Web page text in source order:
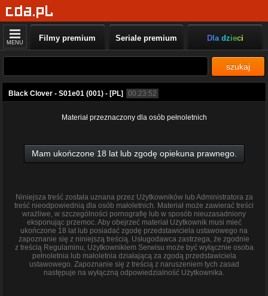
MENU Filmy premium Seriale premium Dla dzieci
szukaj
Black Clover - S01e01 (001) - [PL] 00:23:52
Materiał przeznaczony dla osób pełnoletnich
Mam ukończone 18 lat lub zgodę opiekuna prawnego.
Niniejsza treść została uznana przez Użytkowników lub Administratora za
treść nieodpowiednią dla osób małoletnich. Materiał może zawierać treści
wrażliwe, w szczególności pornografię lub w sposób nieuzasadniony
eksponując przemoc. Aby obejrzeć materiał Użytkownik musi mieć
ukończone 18 lat lub posiadać zgodę przedstawiciela ustawowego na
zapoznanie się z niniejszą treścią. Usługodawca zastrzega, że zgodnie
z treścią Regulaminu, Użytkownikiem Serwisu może być wyłącznie osoba
pełnoletnia lub małoletnia działającą za zgodą przedstawiciela
ustawowego. Zapoznanie się z treścią z naruszeniem tych zasad
następuje na wyłączną odpowiedzialność Użytkownika.